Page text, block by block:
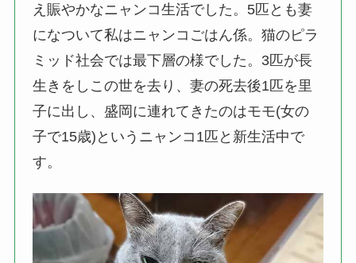
え賑やかなニャンコ生活でした。5匹とも妻
になついて私はニャンコごはん係。猫のピラ
ミッド社会では最下層の様でした。3匹が長
生きをしこの世を去り、妻の死去後1匹を里
子に出し、盛岡に連れてきたのはモモ(女の
子で15歳)というニャンコ1匹と新生活中で
す。